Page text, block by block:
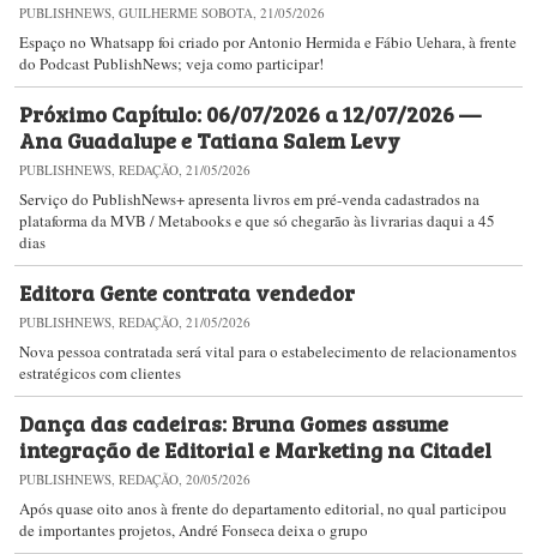
PUBLISHNEWS, GUILHERME SOBOTA, 21/05/2026
Espaço no Whatsapp foi criado por Antonio Hermida e Fábio Uehara, à frente
do Podcast PublishNews; veja como participar!
Próximo Capítulo: 06/07/2026 a 12/07/2026 —
Ana Guadalupe e Tatiana Salem Levy
PUBLISHNEWS, REDAÇÃO, 21/05/2026
Serviço do PublishNews+ apresenta livros em pré-venda cadastrados na
plataforma da MVB / Metabooks e que só chegarão às livrarias daqui a 45
dias
Editora Gente contrata vendedor
PUBLISHNEWS, REDAÇÃO, 21/05/2026
Nova pessoa contratada será vital para o estabelecimento de relacionamentos
estratégicos com clientes
Dança das cadeiras: Bruna Gomes assume
integração de Editorial e Marketing na Citadel
PUBLISHNEWS, REDAÇÃO, 20/05/2026
Após quase oito anos à frente do departamento editorial, no qual participou
de importantes projetos, André Fonseca deixa o grupo